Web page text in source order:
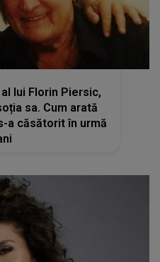
lui Florin Piersic,
sa. Cum arată
a căsătorit în urmă